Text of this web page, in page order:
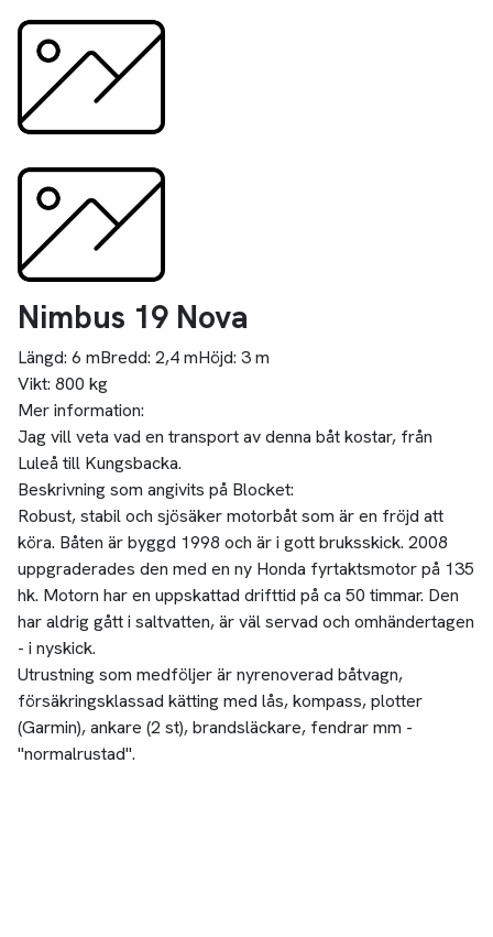
Nimbus 19 Nova
Längd: 6 mBredd: 2,4 mHöjd: 3 m
Vikt: 800 kg
Mer information:
Jag vill veta vad en transport av denna båt kostar, från
Luleå till Kungsbacka.
Beskrivning som angivits på Blocket:
Robust, stabil och sjösäker motorbåt som är en fröjd att
köra. Båten är byggd 1998 och är i gott bruksskick. 2008
uppgraderades den med en ny Honda fyrtaktsmotor på 135
hk. Motorn har en uppskattad drifttid på ca 50 timmar. Den
har aldrig gått i saltvatten, är väl servad och omhändertagen
- i nyskick.
Utrustning som medföljer är nyrenoverad båtvagn,
försäkringsklassad kätting med lås, kompass, plotter
(Garmin), ankare (2 st), brandsläckare, fendrar mm -
"normalrustad".